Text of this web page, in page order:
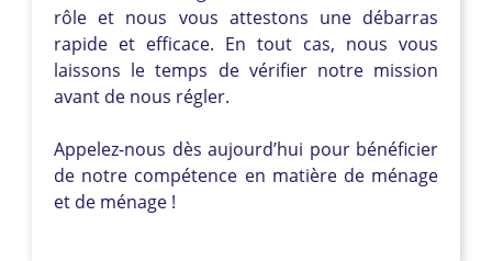
rôle et nous vous attestons une débarras
rapide et efficace. En tout cas, nous vous
laissons le temps de vérifier notre mission
avant de nous régler.
Appelez-nous dès aujourd’hui pour bénéficier
de notre compétence en matière de ménage
et de ménage !